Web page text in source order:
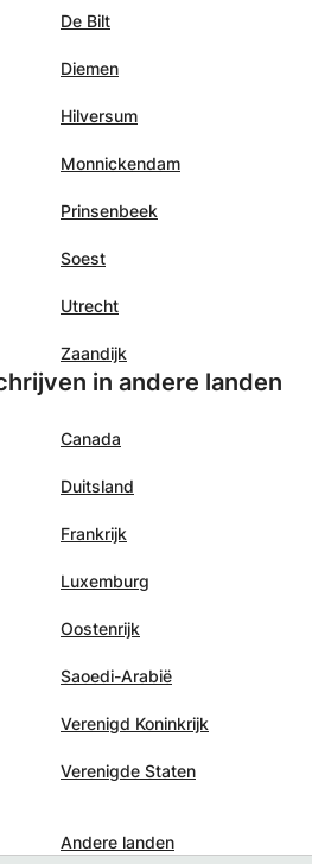
De Bilt
Diemen
Hilversum
Monnickendam
Prinsenbeek
Soest
Utrecht
Zaandijk
in andere landen
Canada
Duitsland
Frankrijk
Luxemburg
Oostenrijk
Saoedi-Arabië
Verenigd Koninkrijk
Verenigde Staten
Andere landen